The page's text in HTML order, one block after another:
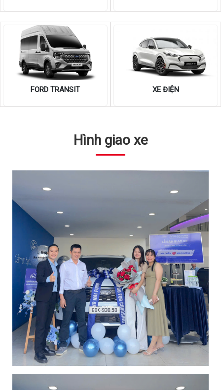
FORD TRANSIT XE ĐIỆN
Hình giao xe